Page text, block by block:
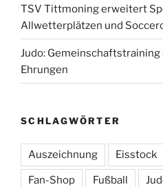
TSV Tittmoning erweitert
Allwetterplätzen und
Judo:
Ehrungen
SCHLAGWÖRTER
Auszeichnung Eisstock
Fan-Shop Fußball